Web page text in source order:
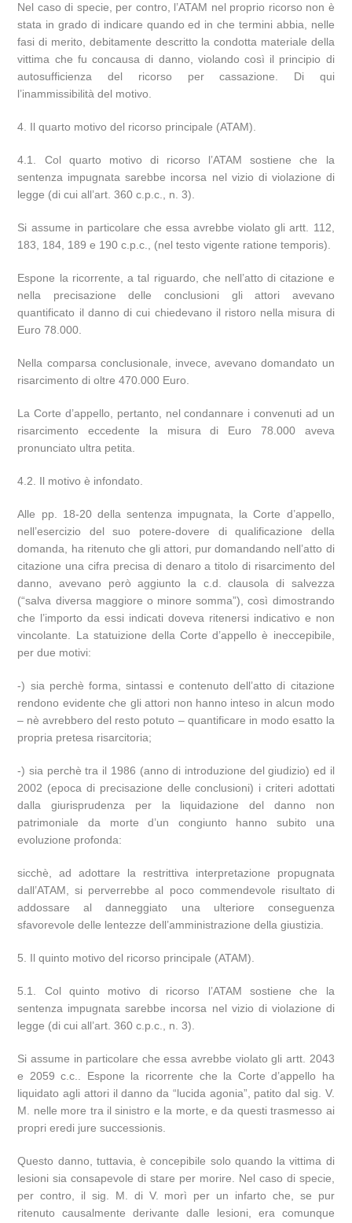
Nel caso di specie, per contro, l’ATAM nel proprio ricorso non è
stata in grado di indicare quando ed in che termini abbia, nelle
fasi di merito, debitamente descritto la condotta materiale della
vittima che fu concausa di danno, violando così il principio di
autosufficienza del ricorso per cassazione. Di qui
l’inammissibilità del motivo.
4. Il quarto motivo del ricorso principale (ATAM).
4.1. Col quarto motivo di ricorso l’ATAM sostiene che la
sentenza impugnata sarebbe incorsa nel vizio di violazione di
legge (di cui all’art. 360 c.p.c., n. 3).
Si assume in particolare che essa avrebbe violato gli artt. 112,
183, 184, 189 e 190 c.p.c., (nel testo vigente ratione temporis).
Espone la ricorrente, a tal riguardo, che nell’atto di citazione e
nella precisazione delle conclusioni gli attori avevano
quantificato il danno di cui chiedevano il ristoro nella misura di
Euro 78.000.
Nella comparsa conclusionale, invece, avevano domandato un
risarcimento di oltre 470.000 Euro.
La Corte d’appello, pertanto, nel condannare i convenuti ad un
risarcimento eccedente la misura di Euro 78.000 aveva
pronunciato ultra petita.
4.2. Il motivo è infondato.
Alle pp. 18-20 della sentenza impugnata, la Corte d’appello,
nell’esercizio del suo potere-dovere di qualificazione della
domanda, ha ritenuto che gli attori, pur domandando nell’atto di
citazione una cifra precisa di denaro a titolo di risarcimento del
danno, avevano però aggiunto la c.d. clausola di salvezza
(“salva diversa maggiore o minore somma”), così dimostrando
che l’importo da essi indicati doveva ritenersi indicativo e non
vincolante. La statuizione della Corte d’appello è ineccepibile,
per due motivi:
-) sia perchè forma, sintassi e contenuto dell’atto di citazione
rendono evidente che gli attori non hanno inteso in alcun modo
– nè avrebbero del resto potuto – quantificare in modo esatto la
propria pretesa risarcitoria;
-) sia perchè tra il 1986 (anno di introduzione del giudizio) ed il
2002 (epoca di precisazione delle conclusioni) i criteri adottati
dalla giurisprudenza per la liquidazione del danno non
patrimoniale da morte d’un congiunto hanno subito una
evoluzione profonda:
sicchè, ad adottare la restrittiva interpretazione propugnata
dall’ATAM, si perverrebbe al poco commendevole risultato di
addossare al danneggiato una ulteriore conseguenza
sfavorevole delle lentezze dell’amministrazione della giustizia.
5. Il quinto motivo del ricorso principale (ATAM).
5.1. Col quinto motivo di ricorso l’ATAM sostiene che la
sentenza impugnata sarebbe incorsa nel vizio di violazione di
legge (di cui all’art. 360 c.p.c., n. 3).
Si assume in particolare che essa avrebbe violato gli artt. 2043
e 2059 c.c.. Espone la ricorrente che la Corte d’appello ha
liquidato agli attori il danno da “lucida agonia”, patito dal sig. V.
M. nelle more tra il sinistro e la morte, e da questi trasmesso ai
propri eredi jure successionis.
Questo danno, tuttavia, è concepibile solo quando la vittima di
lesioni sia consapevole di stare per morire. Nel caso di specie,
per contro, il sig. M. di V. morì per un infarto che, se pur
ritenuto causalmente derivante dalle lesioni, era comunque